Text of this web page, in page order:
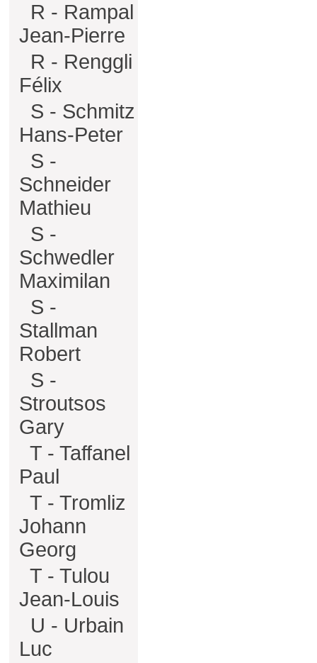
R - Rampal
Jean-Pierre
R - Renggli
Félix
S - Schmitz
Hans-Peter
S -
Schneider
Mathieu
S -
Schwedler
Maximilan
S -
Stallman
Robert
S -
Stroutsos
Gary
T - Taffanel
Paul
T - Tromliz
Johann
Georg
T - Tulou
Jean-Louis
U - Urbain
Luc